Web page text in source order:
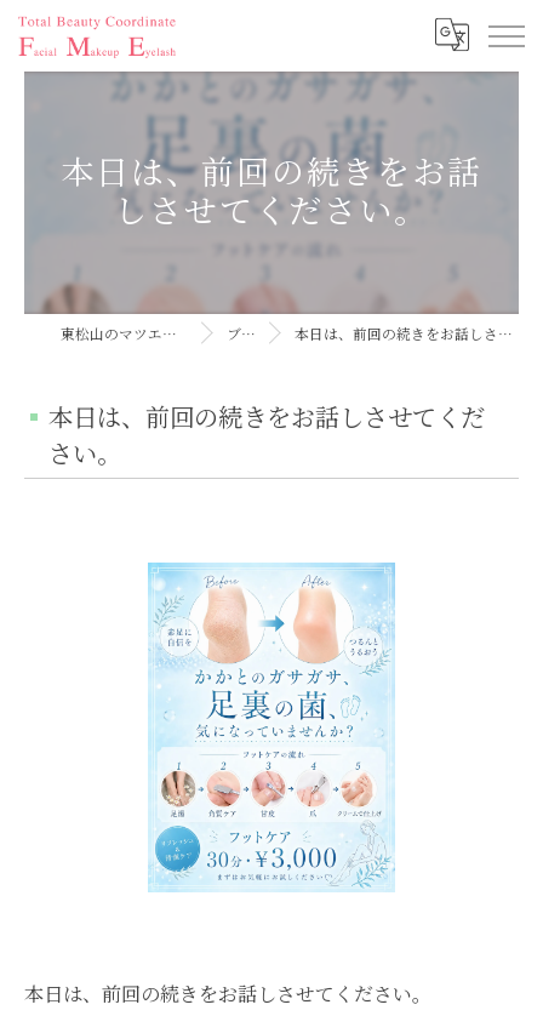
本日は、前回の続きをお話
しさせてください。
東松山のマツエクならFME ブログ 本日は、前回の続きをお話しさせてください。
本日は、前回の続きをお話しさせてくだ
さい。
本日は、前回の続きをお話しさせてください。